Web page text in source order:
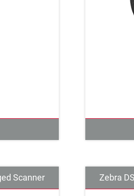
Scanner Zebra